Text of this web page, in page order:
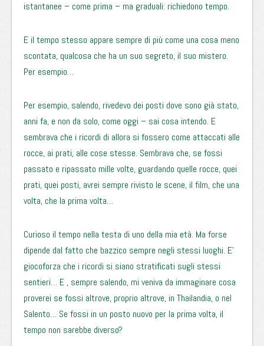
istantanee – come prima – ma graduali: richiedono tempo.
E il tempo stesso appare sempre di più come una cosa meno
scontata, qualcosa che ha un suo segreto, il suo mistero.
Per esempio…
Per esempio, salendo, rivedevo dei posti dove sono già stato,
anni fa, e non da solo, come oggi – sai cosa intendo. E
sembrava che i ricordi di allora si fossero come attaccati alle
rocce, ai prati, alle cose stesse. Sembrava che, se fossi
passato e ripassato mille volte, guardando quelle rocce, quei
prati, quei posti, avrei sempre rivisto le scene, il film, che una
volta, che la prima volta…
Curioso il tempo nella testa di uno della mia età. Ma forse
dipende dal fatto che bazzico sempre negli stessi luoghi. E’
giocoforza che i ricordi si siano stratificati sugli stessi
sentieri… E , sempre salendo, mi veniva da immaginare cosa
proverei se fossi altrove, proprio altrove, in Thailandia, o nel
Salento… Se fossi in un posto nuovo per la prima volta, il
tempo non sarebbe diverso?